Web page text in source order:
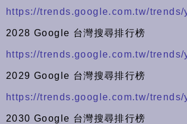
https://trends.google.com.tw/
2028 Google 台灣搜尋排行榜
https://trends.google.com.tw/
2029 Google 台灣搜尋排行榜
https://trends.google.com.tw/
2030 Google 台灣搜尋排行榜